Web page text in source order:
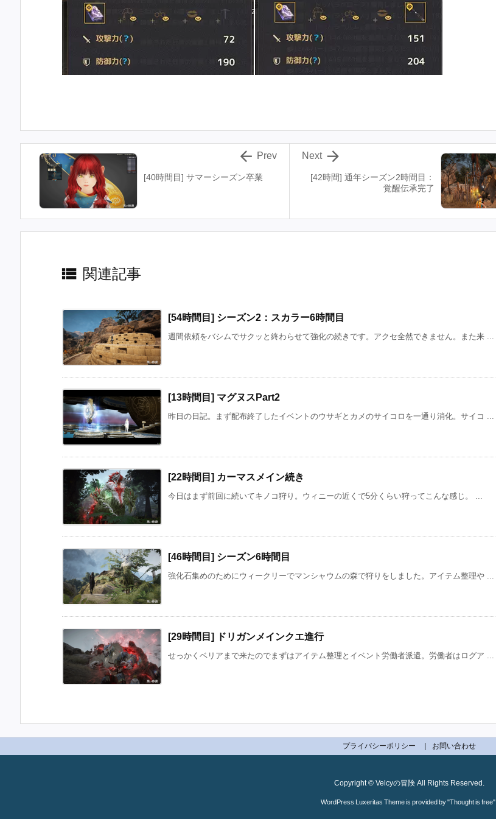
[42時間] 通年シーズン2時間目：
覚醒伝承完了

Next
[40時間目] サマーシーズン卒業
 Prev
 関連記事
[54時間目] シーズン2：スカラー6時間目
週間依頼をバシムでサクッと終わらせて強化の続きです。アクセ全然できません。また来 ...
[13時間目] マグヌスPart2
昨日の日記。まず配布終了したイベントのウサギとカメのサイコロを一通り消化。サイコ ...
[22時間目] カーマスメイン続き
今日はまず前回に続いてキノコ狩り。ウィニーの近くで5分くらい狩ってこんな感じ。 ...
[46時間目] シーズン6時間目
強化石集めのためにウィークリーでマンシャウムの森で狩りをしました。アイテム整理や ...
[29時間目] ドリガンメインクエ進行
せっかくベリアまで来たのでまずはアイテム整理とイベント労働者派遣。労働者はログア ...
プライバシーポリシー お問い合わせ
Copyright © Velcyの冒険All Rights Reserved.
WordPress Luxeritas Theme is provided by "Thought is free".